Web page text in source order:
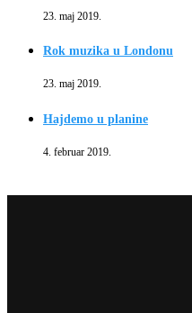
23. maj 2019.
Rok muzika u Londonu
23. maj 2019.
Hajdemo u planine
4. februar 2019.